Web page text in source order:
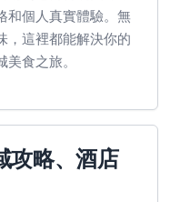
和個人真實體驗。無
，這裡都能解決你的
食之旅。
攻略、酒店